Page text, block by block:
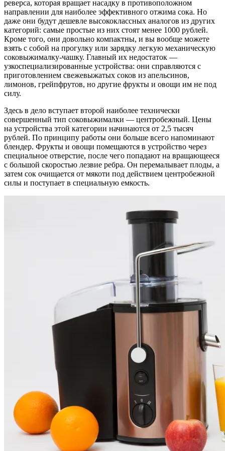
реверса, которая вращает насадку в противоположном
направлении для наиболее эффективного отжима сока. Но
даже они будут дешевле высококлассных аналогов из других
категорий: самые простые из них стоят менее 1000 рублей.
Кроме того, они довольно компактны, и вы вообще можете
взять с собой на прогулку или зарядку легкую механическую
соковыжималку-чашку. Главный их недостаток —
узкоспециализированные устройства: они справляются с
приготовлением свежевыжатых соков из апельсинов,
лимонов, грейпфрутов, но другие фрукты и овощи им не под
силу.
Здесь в дело вступает второй наиболее технически
совершенный тип соковыжималки — центробежный. Цены
на устройства этой категории начинаются от 2,5 тысяч
рублей. По принципу работы они больше всего напоминают
блендер. Фрукты и овощи помещаются в устройство через
специальное отверстие, после чего попадают на вращающееся
с большой скоростью лезвие ребра. Он перемалывает плоды, а
затем сок очищается от мякоти под действием центробежной
силы и поступает в специальную емкость.